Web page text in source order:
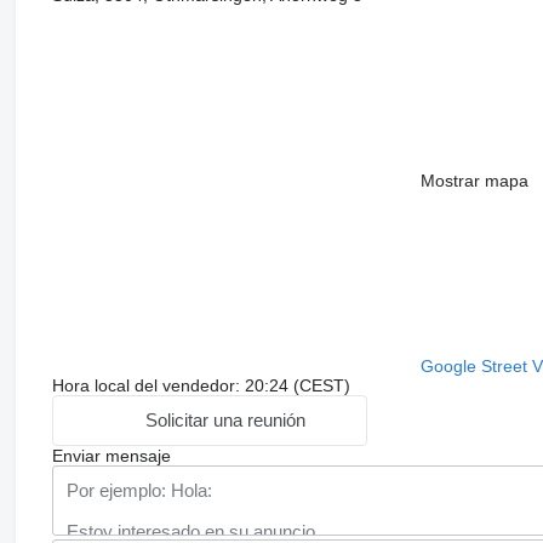
Mostrar mapa
Google Street
Hora local del vendedor: 20:24 (CEST)
Solicitar una reunión
Enviar mensaje